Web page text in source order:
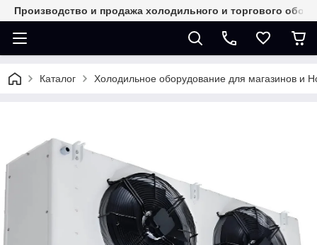
Производство и продажа холодильного и торгового
Каталог Холодильное оборудование для магазинов и